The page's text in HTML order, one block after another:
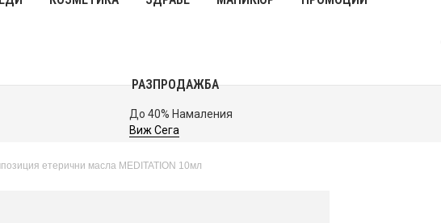
РАЗПРОДАЖБА
До 40% Намаления
Виж Сега
етерични масла MEDITATION 10мл